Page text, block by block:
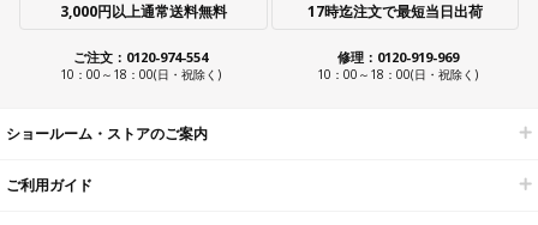
3,000円以上通常送料無料 17時迄注文で最短当日出荷
ご注文：0120-974-554
10：00～18：00(日・祝除く)
修理：0120-919-969
10：00～18：00(日・祝除く)
ショールーム・ストアのご案内
ご利用ガイド